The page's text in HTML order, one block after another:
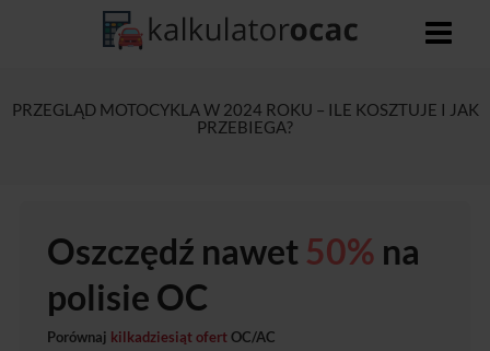
PRZEGLĄD MOTOCYKLA W 2024 ROKU – ILE KOSZTUJE I JAK
PRZEBIEGA?
Oszczędź nawet 50% na
polisie OC
Porównaj kilkadziesiąt ofertOC/AC